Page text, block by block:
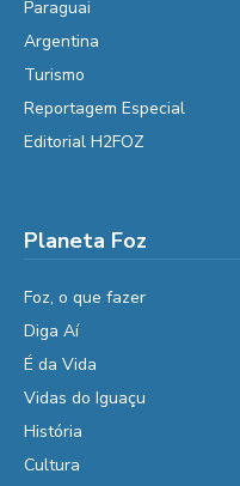
Paraguai
Argentina
Turismo
Reportagem Especial
Editorial H2FOZ
Planeta Foz
Foz, o que fazer
Diga Aí
É da Vida
Vidas do Iguaçu
História
Cultura